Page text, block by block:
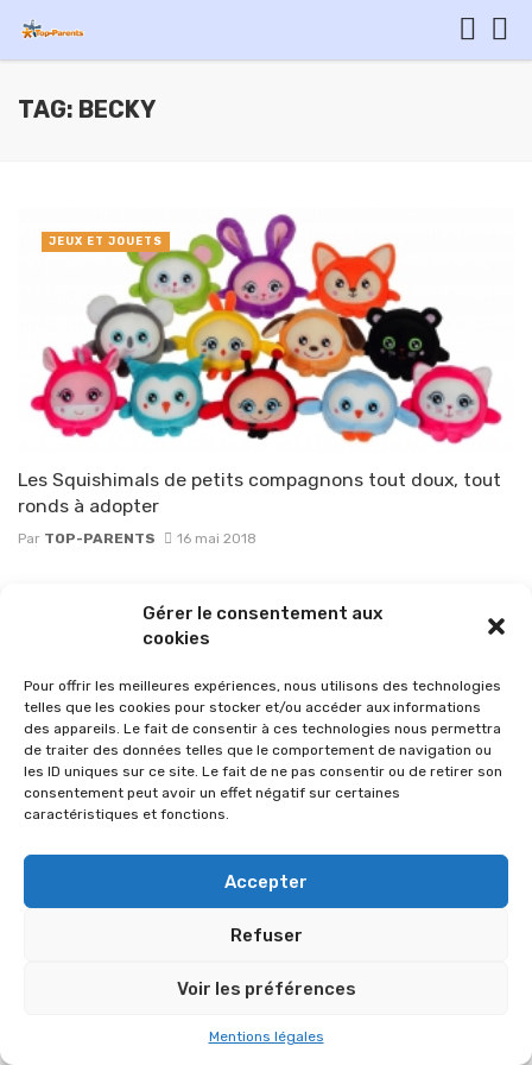
Gérer le consentement aux
cookies
Pour offrir les meilleures expériences, nous utilisons des technologies
telles que les cookies pour stocker et/ou accéder aux informations
des appareils. Le fait de consentir à ces technologies nous permettra
de traiter des données telles que le comportement de navigation ou
les ID uniques sur ce site. Le fait de ne pas consentir ou de retirer son
consentement peut avoir un effet négatif sur certaines
caractéristiques et fonctions.
Accepter
Refuser
Voir les préférences
Mentions légales
TAG: BECKY
Les Squishimals de petits compagnons tout doux, tout
ronds à adopter
Par TOP-PARENTS 16 mai 2018
JEUX ET JOUETS
© 2026 Im-presse. Tous droits réservés.
MENTIONS LÉGALES